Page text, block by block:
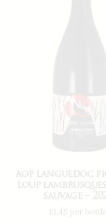
aop languedoc
loup
sauvage –
13,45 per bottle